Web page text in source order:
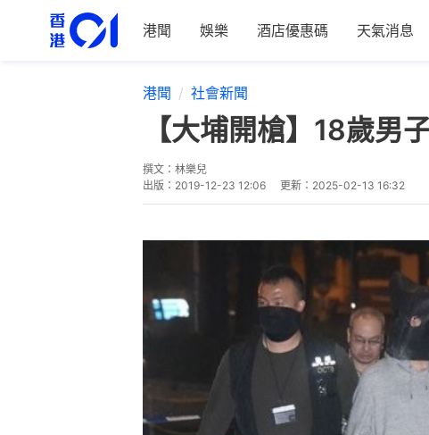
港聞 娛樂 酒店優惠碼 天氣消息
港聞 社會新聞
【大埔開槍】18歲
撰文： 林樂兒
出版： 2019-12-23 12:06 更新： 2025-02-13 16:32